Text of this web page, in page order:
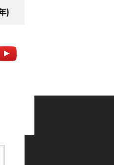
)